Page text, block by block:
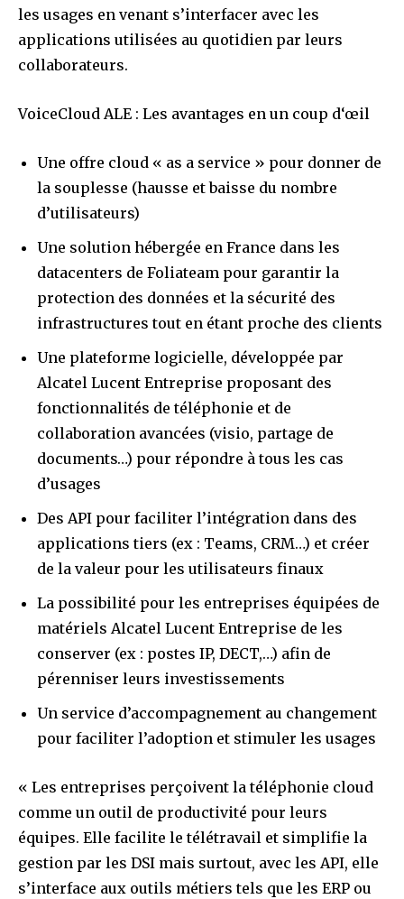
les usages en venant s’interfacer avec les
applications utilisées au quotidien par leurs
collaborateurs.
VoiceCloud ALE : Les avantages en un coup d‘œil
Une offre cloud « as a service » pour donner de
la souplesse (hausse et baisse du nombre
d’utilisateurs)
Une solution hébergée en France dans les
datacenters de Foliateam pour garantir la
protection des données et la sécurité des
infrastructures tout en étant proche des clients
Une plateforme logicielle, développée par
Alcatel Lucent Entreprise proposant des
fonctionnalités de téléphonie et de
collaboration avancées (visio, partage de
documents…) pour répondre à tous les cas
d’usages
Des API pour faciliter l’intégration dans des
applications tiers (ex : Teams, CRM…) et créer
de la valeur pour les utilisateurs finaux
La possibilité pour les entreprises équipées de
matériels Alcatel Lucent Entreprise de les
conserver (ex : postes IP, DECT,…) afin de
pérenniser leurs investissements
Un service d’accompagnement au changement
pour faciliter l’adoption et stimuler les usages
« Les entreprises perçoivent la téléphonie cloud
comme un outil de productivité pour leurs
équipes. Elle facilite le télétravail et simplifie la
gestion par les DSI mais surtout, avec les API, elle
s’interface aux outils métiers tels que les ERP ou